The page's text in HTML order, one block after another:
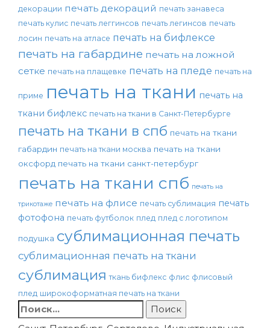
декорации печать декораций печать занавеса
печать кулис печать леггинсов печать легинсов печать
лосин печать на атласе печать на бифлексе
печать на габардине печать на ложной
сетке печать на плащевке печать на пледе печать на
приме печать на ткани печать на
ткани бифлекс печать на ткани в Санкт-Петербурге
печать на ткани в спб печать на ткани
габардин печать на ткани москва печать на ткани
оксфорд печать на ткани санкт-петербург
печать на ткани спб печать на
трикотаже печать на флисе печать сублимация печать
фотофона печать футболок плед плед с логотипом
подушка сублимационная печать
сублимационная печать на ткани
сублимация ткань бифлекс флис флисовый
плед широкоформатная печать на ткани
Найти: